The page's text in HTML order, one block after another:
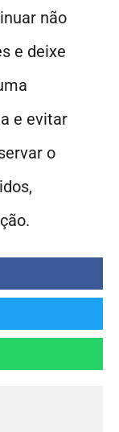
não
e deixe
e evitar
o